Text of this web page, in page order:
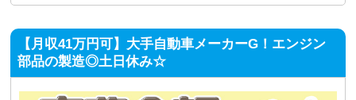
【月収41万円可】大手自動車メーカーG！エンジン
部品の製造◎土日休み☆